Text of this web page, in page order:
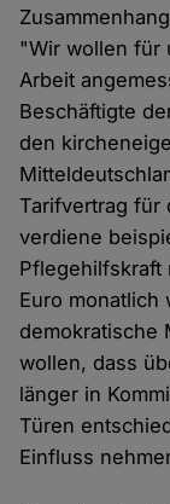
"Wir wollen für
Arbeit
Beschäftigte
den
Tarifvertrag für
verdiene
Pflegehilfskraft
Euro monatlich
demokratische
wollen, dass
länger in
Türen
Einfluss